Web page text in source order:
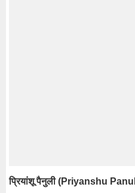
प्रियांशू पैनुली (Priyanshu